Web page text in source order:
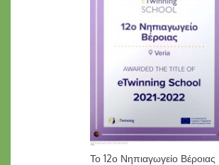
Το 12ο Νηπιαγωγείο Βέροιας